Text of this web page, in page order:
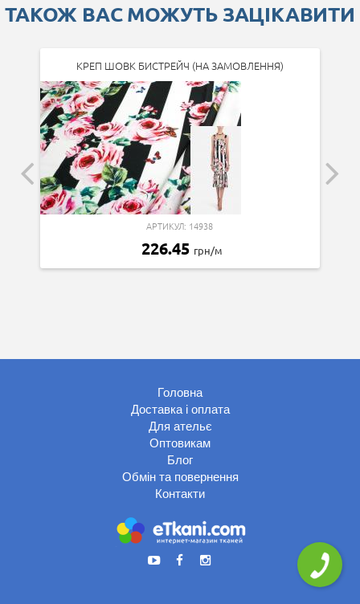
ТАКОЖ ВАС МОЖУТЬ ЗАЦІКАВИТИ
КРЕП ШОВК БИСТРЕЙЧ (НА ЗАМОВЛЕННЯ)
АРТИКУЛ: 14938
226.45 грн/м
Головна
Доставка і оплата
Для ательє
Оптовикам
Блог
Обмін та повернення
Контакти